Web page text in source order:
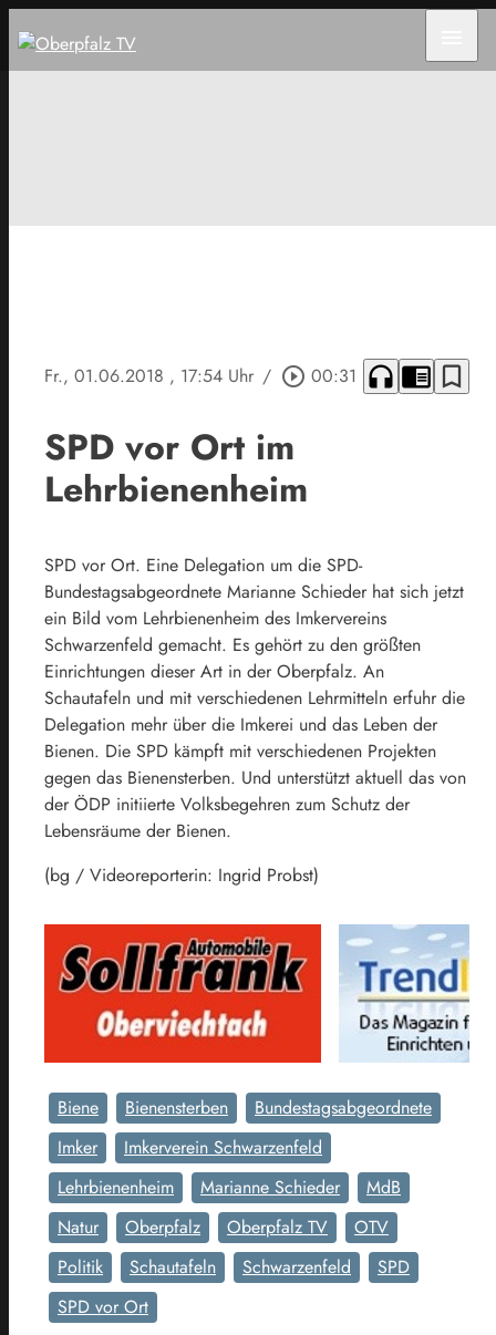
Fr., 01.06.2018 , 17:54 Uhr / play_circle_outline 00:31 headphones chrome_reader_mode bookmark_border
SPD vor Ort im
Lehrbienenheim
SPD vor Ort. Eine Delegation um die SPD-
Bundestagsabgeordnete Marianne Schieder hat sich jetzt
ein Bild vom Lehrbienenheim des Imkervereins
Schwarzenfeld gemacht. Es gehört zu den größten
Einrichtungen dieser Art in der Oberpfalz. An
Schautafeln und mit verschiedenen Lehrmitteln erfuhr die
Delegation mehr über die Imkerei und das Leben der
Bienen. Die SPD kämpft mit verschiedenen Projekten
gegen das Bienensterben. Und unterstützt aktuell das von
der ÖDP initiierte Volksbegehren zum Schutz der
Lebensräume der Bienen.
(bg / Videoreporterin: Ingrid Probst)
Biene Bienensterben
Bundestagsabgeordnete
Imker
Imkerverein Schwarzenfeld
Lehrbienenheim
Marianne Schieder
MdB
Natur
Oberpfalz Oberpfalz TV
OTV
Politik
Schautafeln Schwarzenfeld
SPD
SPD vor Ort